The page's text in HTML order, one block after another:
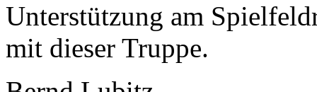
Unterstützung am
mit dieser Truppe.